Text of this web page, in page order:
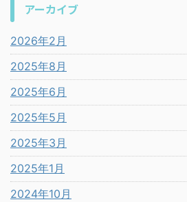
アーカイブ
2026年2月
2025年8月
2025年6月
2025年5月
2025年3月
2025年1月
2024年10月